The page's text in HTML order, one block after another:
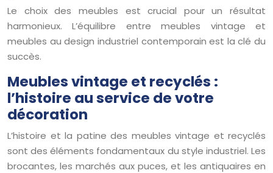
Le choix des meubles est crucial pour un résultat
harmonieux. L’équilibre entre meubles vintage et
meubles au design industriel contemporain est la clé du
succès.
Meubles vintage et recyclés :
l’histoire au service de votre
décoration
L’histoire et la patine des meubles vintage et recyclés
sont des éléments fondamentaux du style industriel. Les
brocantes, les marchés aux puces, et les antiquaires en